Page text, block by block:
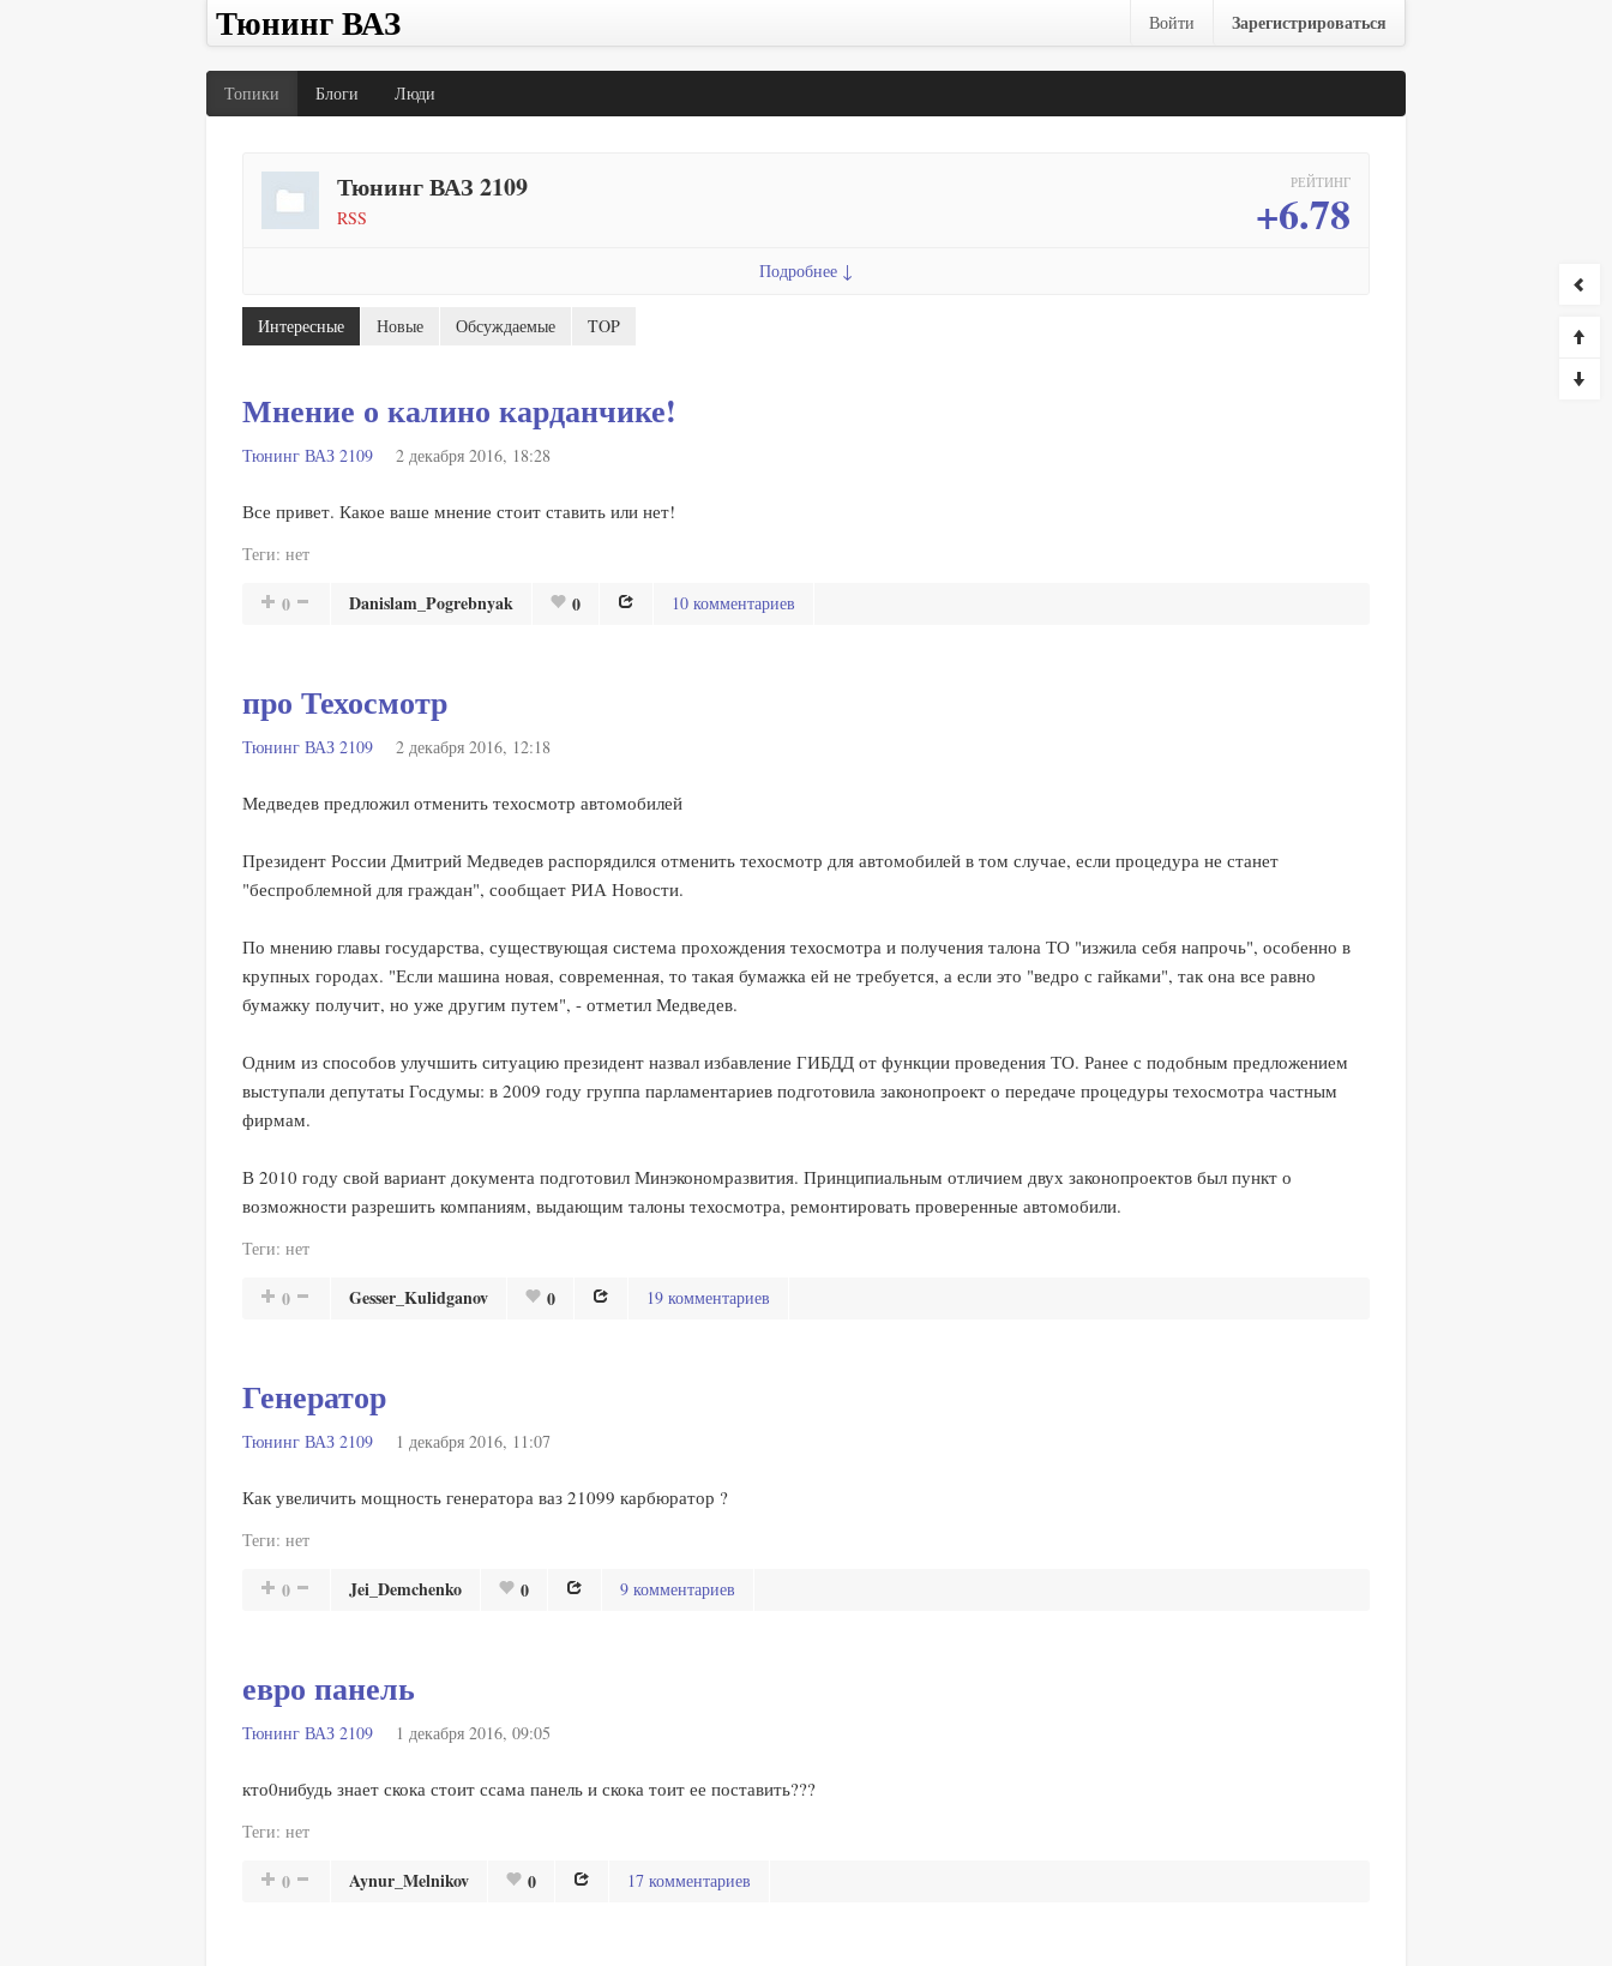
Тюнинг ВАЗ Войти Зарегистрироваться
Топики Блоги Люди
РЕЙТИНГ
+6.78
Тюнинг ВАЗ 2109
RSS
Подробнее ↓
Интересные Новые Обсуждаемые TOP
Мнение о калино карданчике!
Тюнинг ВАЗ 2109 2 декабря 2016, 18:28
Все привет. Какое ваше мнение стоит ставить или нет!
Теги: нет
0 Danislam_Pogrebnyak 0 10 комментариев
про Техосмотр
Тюнинг ВАЗ 2109 2 декабря 2016, 12:18
Медведев предложил отменить техосмотр автомобилей
Президент России Дмитрий Медведев распорядился отменить техосмотр для автомобилей в том случае, если процедура не станет
"беспроблемной для граждан", сообщает РИА Новости.
По мнению главы государства, существующая система прохождения техосмотра и получения талона ТО "изжила себя напрочь", особенно в
крупных городах. "Если машина новая, современная, то такая бумажка ей не требуется, а если это "ведро с гайками", так она все равно
бумажку получит, но уже другим путем", - отметил Медведев.
Одним из способов улучшить ситуацию президент назвал избавление ГИБДД от функции проведения ТО. Ранее с подобным предложением
выступали депутаты Госдумы: в 2009 году группа парламентариев подготовила законопроект о передаче процедуры техосмотра частным
фирмам.
В 2010 году свой вариант документа подготовил Минэкономразвития. Принципиальным отличием двух законопроектов был пункт о
возможности разрешить компаниям, выдающим талоны техосмотра, ремонтировать проверенные автомобили.
Теги: нет
0 Gesser_Kulidganov 0 19 комментариев
Генератор
Тюнинг ВАЗ 2109 1 декабря 2016, 11:07
Как увеличить мощность генератора ваз 21099 карбюратор ?
Теги: нет
0 Jei_Demchenko 0 9 комментариев
евро панель
Тюнинг ВАЗ 2109 1 декабря 2016, 09:05
кто0нибудь знает скока стоит ссама панель и скока тоит ее поставить???
Теги: нет
0 Aynur_Melnikov 0 17 комментариев